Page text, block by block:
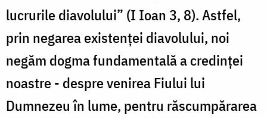
lucrurile diavolului” (I Ioan 3, 8). Astfel,
prin negarea existenţei diavolului, noi
negăm dogma fundamentală a credinţei
noastre - despre venirea Fiului lui
Dumnezeu în lume, pentru răscumpărarea